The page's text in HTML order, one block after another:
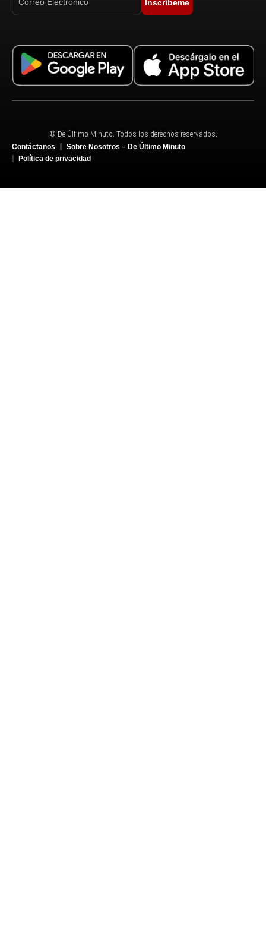
Inscríbeme
© De Último Minuto. Todos los derechos reservados.
Contáctanos
Sobre Nosotros – De Último Minuto
Política de privacidad